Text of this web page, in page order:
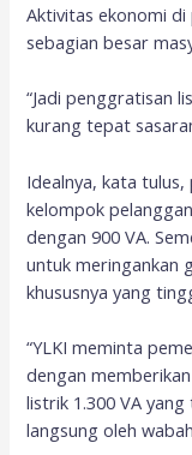
Aktivitas ekonomi
sebagian besar
“Jadi penggratisan
kurang tepat
Idealnya, kata
kelompok
dengan 900 VA.
untuk meringankan
khususnya yang
“YLKI meminta
dengan
listrik 1.300 VA
langsung oleh